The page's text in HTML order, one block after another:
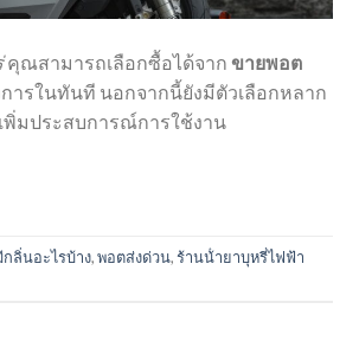
คุณสามารถเลือกซื้อได้จาก ขายพอต
ารในทันที นอกจากนี้ยังมีตัวเลือกหลาก
พิ่มประสบการณ์การใช้งาน
ลิ่นอะไรบ้าง,พอตส่งด่วน,ร้านน้ํายาบุหรี่ไฟฟ้า